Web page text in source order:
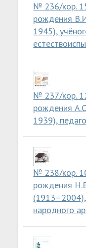
№ 236/кор.
рождения
1945),
№ 237/кор.
рождения
1939),
№ 238/кор.
рождения
народного